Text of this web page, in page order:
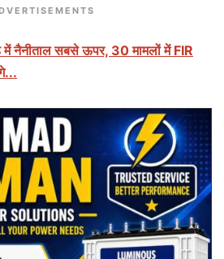
नैनीताल सबसे ऊपर, 30 मामलों में FIR